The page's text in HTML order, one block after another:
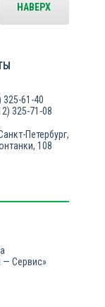
325-61-40
325-71-08
Петербург,
108
НАВЕРХ
— Сервис»